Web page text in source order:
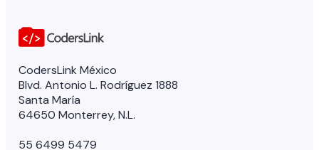
CodersLink México
Blvd. Antonio L. Rodríguez 1888
Santa María
64650 Monterrey, N.L.
55 6499 5479